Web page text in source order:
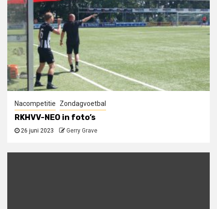
Nacompetitie Zondagvoetbal
RKHVV-NEO in foto’s
26 juni 2023 Gerry Grave